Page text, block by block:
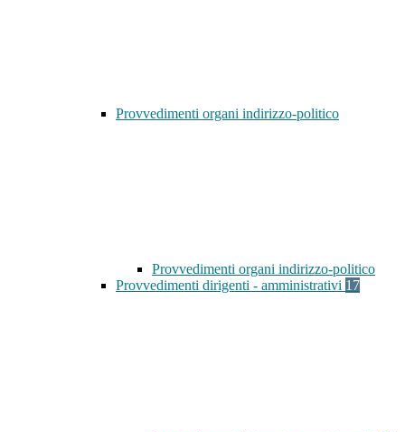
Provvedimenti organi indirizzo-politico
Provvedimenti organi indirizzo-politico
Provvedimenti dirigenti - amministrativi 17